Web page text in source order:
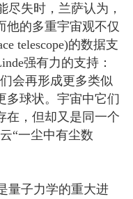
失时，兰萨认为，
他的多重宇宙观不仅
telescope)的数据支
强有力的支持：
会再形成更多类似
多球状。宇宙中它们
在，但却又是同一个
“一尘中有尘数
量子力学的重大进